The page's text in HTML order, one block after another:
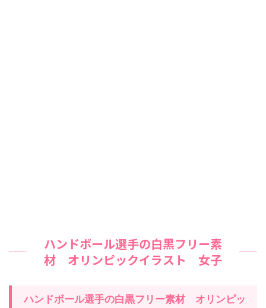
ハンドボール選手の白黒フリー素
材 オリンピックイラスト 女子
ハンドボール選手の白黒フリー素材 オリンピッ